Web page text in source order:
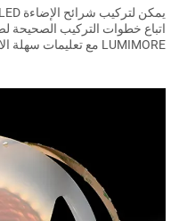
LUMIMORE مع تعليمات سهلة الاتباع وتقدم دعمًا قويًا لتركيب سلس.